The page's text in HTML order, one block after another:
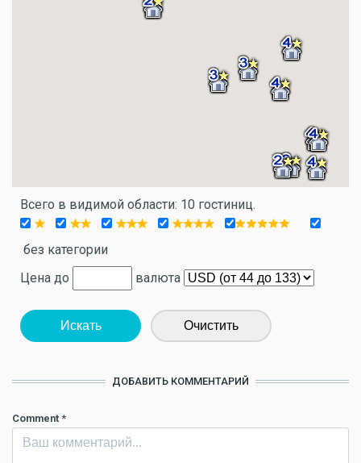
Всего в видимой области: 10 гостиниц.
без категории
Цена до
валюта
Искать Очистить
ДОБАВИТЬ КОММЕНТАРИЙ
Comment *